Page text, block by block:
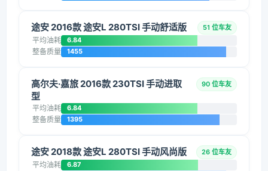
途安 2016款 途安L 280TSI 手动舒适版 51 位车友
平均油耗 6.84
整备质量 1455
高尔夫·嘉旅 2016款 230TSI 手动进取
型
90 位车友
平均油耗 6.84
整备质量 1395
途安 2018款 途安L 280TSI 手动风尚版 26 位车友
平均油耗 6.87